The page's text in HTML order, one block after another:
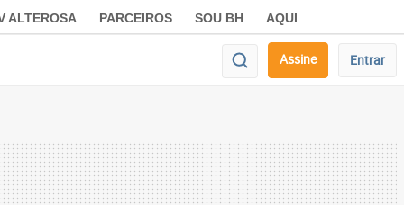
ALTEROSA PARCEIROS SOU BH AQUI
Assine Entrar